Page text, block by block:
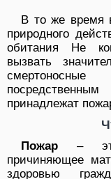
В то же время
природного
обитания Не
вызвать
принадлежат
Пожар – это
причиняющее
здоровью